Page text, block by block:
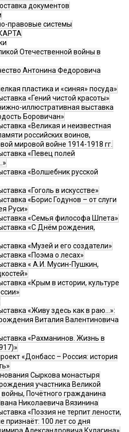
документов
правовые системы
Отечественной войны в
Антонина Федоровича
пластика и «синяя» посуда»
«Гений чистой красоты»
иллюстративная выставка
Боровичан»
«Великая и неизвестная
российских воинов,
мировой войне 1914-1918 гг.
«Певец полей
«Волшебник русской
«Гоголь в искусстве»
«Борис Годунов – от слуги
Руси»
«Семья философа Шпета»
«С Днём рождения,
«Музей и его создатели»
«Поэма о лесах»
« А.И. Мусин-Пушкин,
«Крым в истории, культуре
«Живу здесь как в раю…»:
Виталия Валентиновича
«Рахманинов. Жизнь в
«Донбасс – Россия: история
Сыркова монастыря
участника Великой
Почётного гражданина
Николаевича Вязинина
«Поэзия не терпит лености,
признаёт: 100 лет со дня